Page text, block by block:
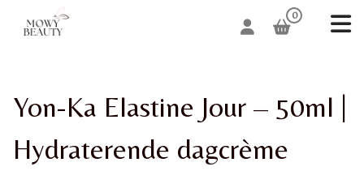
0
Yon-Ka Elastine Jour – 50ml |
Hydraterende dagcrème